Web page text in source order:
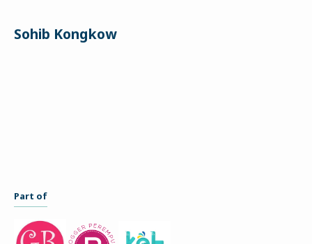
Sohib Kongkow
Part of